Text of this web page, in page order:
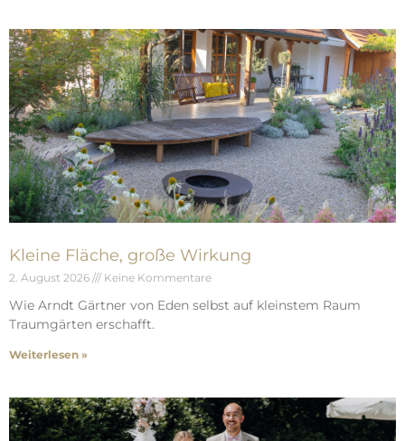
Kleine Fläche, große Wirkung
2. August 2026 Keine Kommentare
Wie Arndt Gärtner von Eden selbst auf kleinstem Raum
Traumgärten erschafft.
Weiterlesen »